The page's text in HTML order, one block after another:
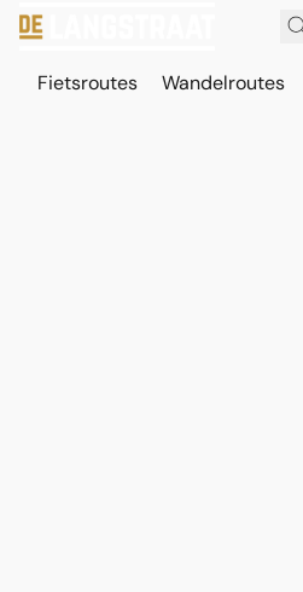
Fietsroutes Wandelroutes